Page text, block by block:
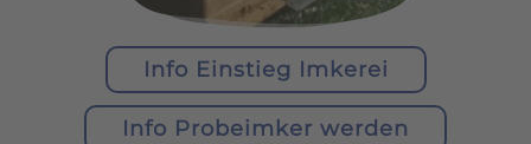
Info Einstieg Imkerei
Info Probeimker werden